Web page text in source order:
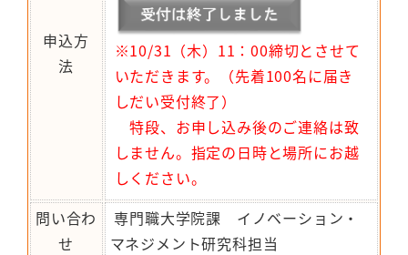
申込方
法
※10/31（木）11：00締切とさせて
いただきます。（先着100名に届き
しだい受付終了）
特段、お申し込み後のご連絡は致
しません。指定の日時と場所にお越
しください。
問い合わ
せ
専門職大学院課 イノベーション・
マネジメント研究科担当